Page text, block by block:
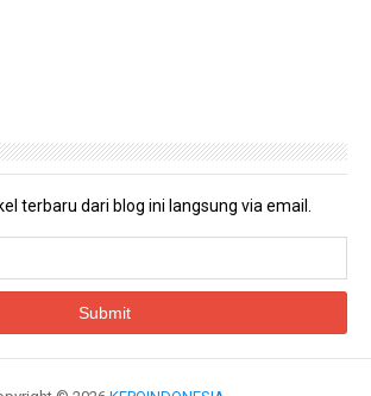
terbaru dari blog ini langsung via email.